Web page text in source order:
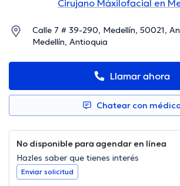
Cirujano Máxilofacial en
Calle 7 # 39-290, Medellín, 50021,
Medellín, Antioquia
Llamar ahora
Chatear con
No disponible para agendar en línea
Hazles saber que tienes interés
Enviar solicitud